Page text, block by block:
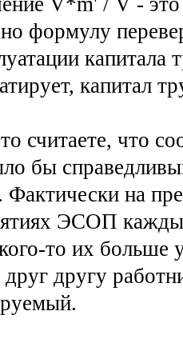
формулу
капитала
капитал
считаете, что
бы
Фактически на
ЭСОП
то их больше
другу